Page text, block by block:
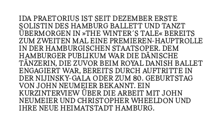
IDA PRAETORIUS IST SEIT DEZEMBER ERSTE
SOLISTIN DES HAMBURG BALLETT UND TANZT
ÜBERMORGEN IN »THE WINTER´S TALE« BEREITS
ZUM ZWEITEN MAL EINE PREMIEREN-HAUPTROLLE
IN DER HAMBURGISCHEN STAATSOPER. DEM
HAMBURGER PUBLIKUM WAR DIE DÄNISCHE
TÄNZERIN, DIE ZUVOR BEIM ROYAL DANISH BALLET
ENGAGIERT WAR, BEREITS DURCH AUFTRITTE IN
DER NIJINSKY-GALA ODER ZUM 80. GEBURTSTAG
VON JOHN NEUMEIER BEKANNT. EIN
KURZINTERVIEW ÜBER DIE ARBEIT MIT JOHN
NEUMEIER UND CHRISTOPHER WHEELDON UND
IHRE NEUE HEIMATSTADT HAMBURG.